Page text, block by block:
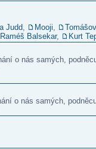
Judd Mooji
Raméš Balsekar, Kurt
o nás samých,
o nás samých,